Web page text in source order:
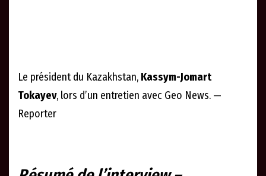
Le président du Kazakhstan, Kassym-Jomart
Tokayev, lors d’un entretien avec Geo News. —
Reporter